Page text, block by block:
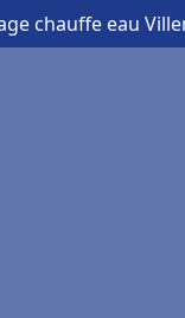
chauffe eau